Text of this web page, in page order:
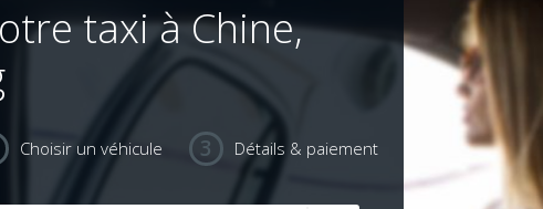
taxi à Chine,
Choisir un véhicule Détails & paiement